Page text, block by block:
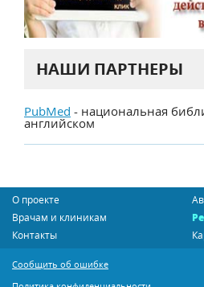
НАШИ ПАРТНЕРЫ
PubMed - национальная
английском
О проекте
Врачам и клиникам
Контакты
Сообщить об ошибке